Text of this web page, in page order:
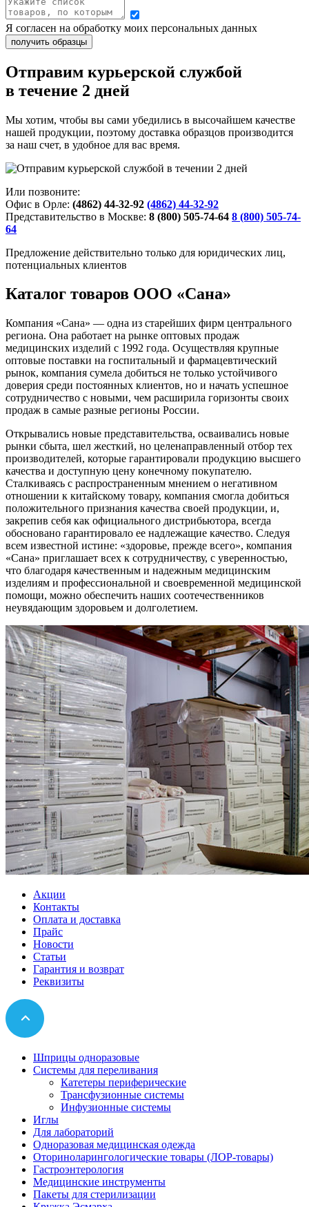
Я согласен на обработку моих персональных данных
Отправим курьерской службой
в течение 2 дней
Мы хотим, чтобы вы сами убедились в высочайшем качестве
нашей продукции, поэтому доставка образцов производится
за наш счет, в удобное для вас время.
Или позвоните:
Офис в Орле: (4862) 44-32-92 (4862) 44-32-92
Представительство в Москве: 8 (800) 505-74-64 8 (800) 505-74-
64
Предложение действительно только для юридических лиц,
потенциальных клиентов
Каталог товаров ООО «Сана»
Компания «Сана» — одна из старейших фирм центрального
региона. Она работает на рынке оптовых продаж
медицинских изделий с 1992 года. Осуществляя крупные
оптовые поставки на госпитальный и фармацевтический
рынок, компания сумела добиться не только устойчивого
доверия среди постоянных клиентов, но и начать успешное
сотрудничество с новыми, чем расширила горизонты своих
продаж в самые разные регионы России.
Открывались новые представительства, осваивались новые
рынки сбыта, шел жесткий, но целенаправленный отбор тех
производителей, которые гарантировали продукцию высшего
качества и доступную цену конечному покупателю.
Сталкиваясь с распространенным мнением о негативном
отношении к китайскому товару, компания смогла добиться
положительного признания качества своей продукции, и,
закрепив себя как официального дистрибьютора, всегда
обосновано гарантировало ее надлежащие качество. Следуя
всем известной истине: «здоровье, прежде всего», компания
«Сана» приглашает всех к сотрудничеству, с уверенностью,
что благодаря качественным и надежным медицинским
изделиям и профессиональной и своевременной медицинской
помощи, можно обеспечить наших соотечественников
неувядающим здоровьем и долголетием.
Акции
Контакты
Оплата и доставка
Прайс
Новости
Статьи
Гарантия и возврат
Реквизиты
Шприцы одноразовые
Системы для переливания
Катетеры периферические
Трансфузионные системы
Инфузионные системы
Иглы
Для лабораторий
Одноразовая медицинская одежда
Оториноларингологические товары (ЛОР-товары)
Гастроэнтерология
Медицинские инструменты
Пакеты для стерилизации